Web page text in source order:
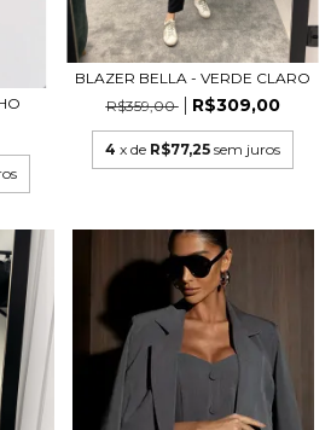
BLAZER BELLA - VERDE CLARO
R$359,00
R$309,00
4 x de R$77,25 sem juros